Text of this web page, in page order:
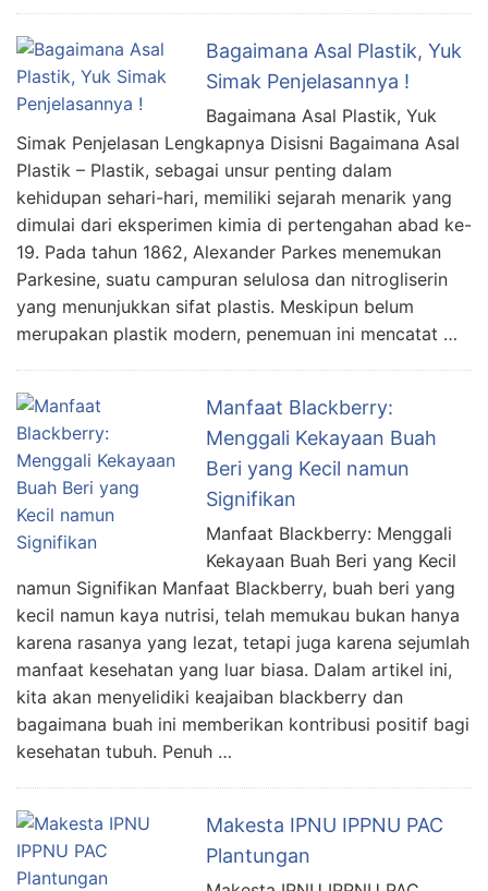
Bagaimana Asal Plastik, Yuk
Simak Penjelasannya !
Bagaimana Asal Plastik, Yuk
Simak Penjelasan Lengkapnya Disisni Bagaimana Asal
Plastik – Plastik, sebagai unsur penting dalam
kehidupan sehari-hari, memiliki sejarah menarik yang
dimulai dari eksperimen kimia di pertengahan abad ke-
19. Pada tahun 1862, Alexander Parkes menemukan
Parkesine, suatu campuran selulosa dan nitrogliserin
yang menunjukkan sifat plastis. Meskipun belum
merupakan plastik modern, penemuan ini mencatat …
Manfaat Blackberry:
Menggali Kekayaan Buah
Beri yang Kecil namun
Signifikan
Manfaat Blackberry: Menggali
Kekayaan Buah Beri yang Kecil
namun Signifikan Manfaat Blackberry, buah beri yang
kecil namun kaya nutrisi, telah memukau bukan hanya
karena rasanya yang lezat, tetapi juga karena sejumlah
manfaat kesehatan yang luar biasa. Dalam artikel ini,
kita akan menyelidiki keajaiban blackberry dan
bagaimana buah ini memberikan kontribusi positif bagi
kesehatan tubuh. Penuh …
Makesta IPNU IPPNU PAC
Plantungan